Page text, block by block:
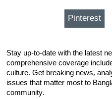
Pinterest
Stay up-to-date with the latest
comprehensive coverage
culture. Get breaking news,
issues that matter most to
community.